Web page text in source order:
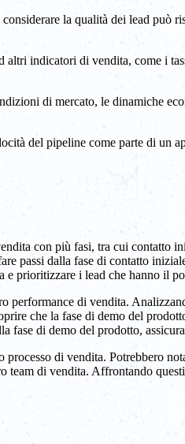
la qualità dei lead può
indicatori di vendita, come i
di mercato, le dinamiche
del pipeline come parte di un
con più fasi, tra cui contatto
passi dalla fase di contatto
prioritizzare i lead che hanno il
di vendita.
che la fase di demo del
fase di demo del prodotto,
di vendita. Potrebbero
di vendita. Affrontando